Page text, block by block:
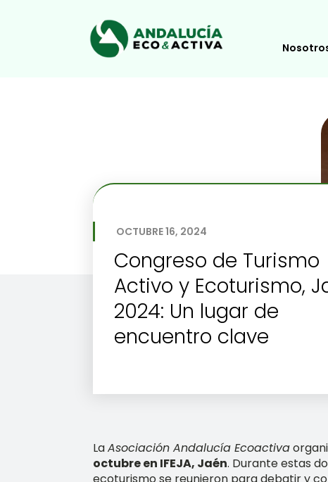
OCTUBRE 16, 2024
Congreso de Turismo
Activo y Ecoturismo,
2024: Un lugar de
encuentro clave
LaAsociación Andalucía Ecoactiva
octubre en IFEJA, Jaén. Durante estas